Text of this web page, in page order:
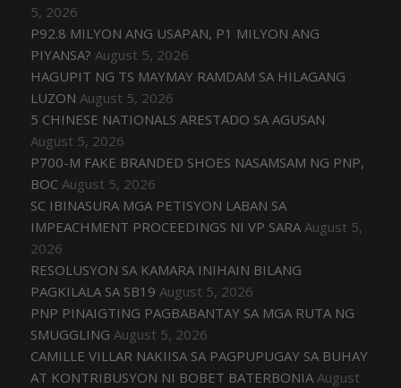
5, 2026
P92.8 MILYON ANG USAPAN, P1 MILYON ANG
PIYANSA? August 5, 2026
HAGUPIT NG TS MAYMAY RAMDAM SA HILAGANG
LUZON August 5, 2026
5 CHINESE NATIONALS ARESTADO SA AGUSAN
August 5, 2026
P700-M FAKE BRANDED SHOES NASAMSAM NG PNP,
BOC August 5, 2026
SC IBINASURA MGA PETISYON LABAN SA
IMPEACHMENT PROCEEDINGS NI VP SARA August 5,
2026
RESOLUSYON SA KAMARA INIHAIN BILANG
PAGKILALA SA SB19 August 5, 2026
PNP PINAIGTING PAGBABANTAY SA MGA RUTA NG
SMUGGLING August 5, 2026
CAMILLE VILLAR NAKIISA SA PAGPUPUGAY SA BUHAY
AT KONTRIBUSYON NI BOBET BATERBONIA August